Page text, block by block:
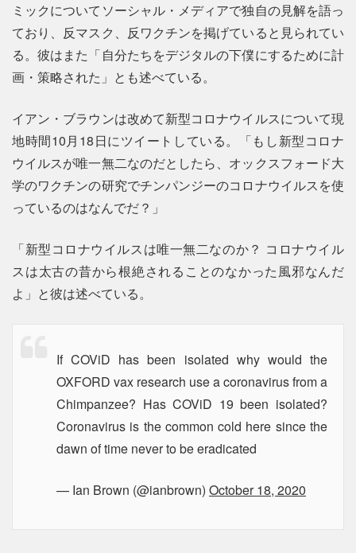
ミックについてソーシャル・メディアで独自の見解を語っ
ており、反マスク、反ワクチンを掲げていると見られてい
る。彼はまた「自分たちをデジタルの下僕にするために計
画・策略された」とも述べている。
イアン・ブラウンは改めて新型コロナウイルスについて現
地時間10月18日にツイートしている。「もし新型コロナ
ウイルスが唯一無二なのだとしたら、オックスフォード大
学のワクチンの研究でチンパンジーのコロナウイルスを使
っているのはなんでだ？」
「新型コロナウイルスは唯一無二なのか？ コロナウイル
スは太古の昔から根絶されることのなかった風邪なんだ
よ」と彼は述べている。
If COViD has been isolated why would the
OXFORD vax research use a coronavirus from a
Chimpanzee? Has COViD 19 been isolated?
Coronavirus is the common cold here since the
dawn of time never to be eradicated
— Ian Brown (@ianbrown) October 18, 2020